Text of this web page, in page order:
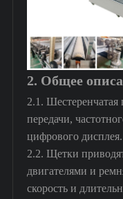
2. Общее
2.1. Шестеренчатая
передачи,
цифрового
2.2. Щетки
двигателями и
скорость и